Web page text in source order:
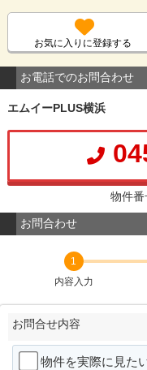
お気に入りに登録する
お電話でのお問合わせ
エムイーPLUS横浜
物件
お問合わせ
1
内容入力
お問合せ内容
物件を実際に見た